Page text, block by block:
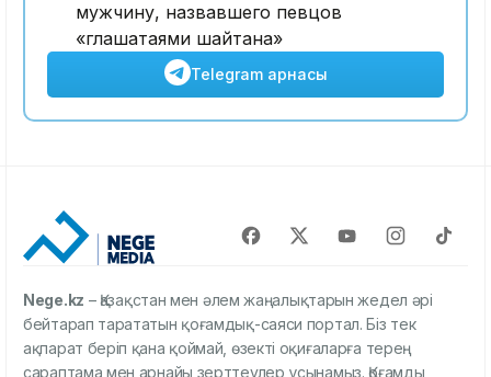
мужчину, назвавшего певцов
«глашатаями шайтана»
Telegram арнасы
Nege.kz – Қазақстан мен әлем жаңалықтарын жедел әрі
бейтарап тарататын қоғамдық-саяси портал. Біз тек
ақпарат беріп қана қоймай, өзекті оқиғаларға терең
сараптама мен арнайы зерттеулер ұсынамыз. Қоғамды